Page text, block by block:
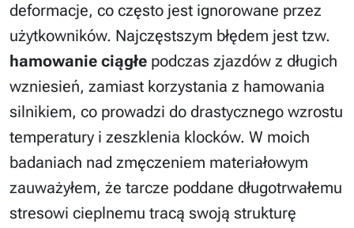
deformacje, co często jest ignorowane przez
użytkowników. Najczęstszym błędem jest tzw.
hamowanie ciągłe podczas zjazdów z długich
wzniesień, zamiast korzystania z hamowania
silnikiem, co prowadzi do drastycznego wzrostu
temperatury i zeszklenia klocków. W moich
badaniach nad zmęczeniem materiałowym
zauważyłem, że tarcze poddane długotrwałemu
stresowi cieplnemu tracą swoją strukturę